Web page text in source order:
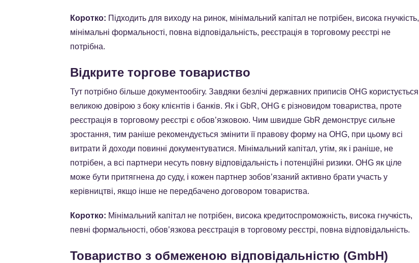
Коротко: Підходить для виходу на ринок, мінімальний капітал не потрібен, висока гнучкість,
мінімальні формальності, повна відповідальність, реєстрація в торговому реєстрі не
потрібна.
Відкрите торгове товариство
Тут потрібно більше документообігу. Завдяки безлічі державних приписів OHG користується
великою довірою з боку клієнтів і банків. Як і GbR, OHG є різновидом товариства, проте
реєстрація в торговому реєстрі є обовʼязковою. Чим швидше GbR демонструє сильне
зростання, тим раніше рекомендується змінити її правову форму на OHG, при цьому всі
витрати й доходи повинні документуватися. Мінімальний капітал, утім, як і раніше, не
потрібен, а всі партнери несуть повну відповідальність і потенційні ризики. OHG як ціле
може бути притягнена до суду, і кожен партнер зобовʼязаний активно брати участь у
керівництві, якщо інше не передбачено договором товариства.
Коротко: Мінімальний капітал не потрібен, висока кредитоспроможність, висока гнучкість,
певні формальності, обовʼязкова реєстрація в торговому реєстрі, повна відповідальність.
Товариство з обмеженою відповідальністю (GmbH)